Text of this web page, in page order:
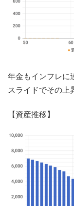
年金もインフレに
スライドでその上
【資産推移】